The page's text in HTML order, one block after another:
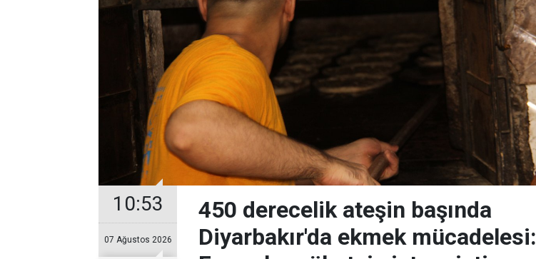
10:53
07 Ağustos 2026
450 derecelik ateşin başında
Diyarbakır'da ekmek mücadelesi: